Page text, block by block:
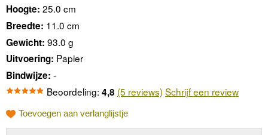
Hoogte: 25.0 cm
Breedte: 11.0 cm
Gewicht: 93.0 g
Uitvoering: Papier
Bindwijze: -
Beoordeling: 4,8 (5 reviews) Schrijf een review
Toevoegen aan verlanglijstje